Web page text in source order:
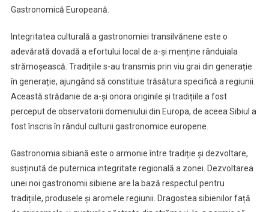
Gastronomică Europeană.
Integritatea culturală a gastronomiei transilvănene este o
adevărată dovadă a efortului local de a-și menține rânduiala
strămoșească. Tradițiile s-au transmis prin viu grai din generație
în generație, ajungând să constituie trăsătura specifică a regiunii.
Această strădanie de a-și onora originile și tradițiile a fost
perceput de observatorii domeniului din Europa, de aceea Sibiul a
fost înscris în rândul culturii gastronomice europene.
Gastronomia sibiană este o armonie între tradiție și dezvoltare,
susținută de puternica integritate regională a zonei. Dezvoltarea
unei noi gastronomii sibiene are la bază respectul pentru
tradițiile, produsele și aromele regiunii. Dragostea sibienilor față